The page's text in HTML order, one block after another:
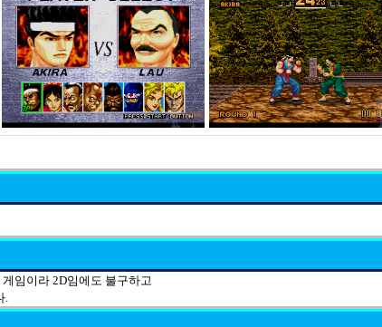
임이라 2D임에도 불구하고
.